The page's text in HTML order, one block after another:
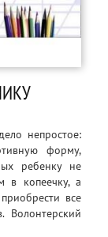
непростое:
форму,
ребенку не
в копеечку, а
все
Волонтерский